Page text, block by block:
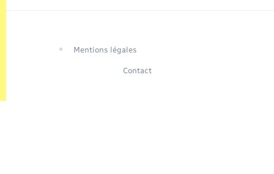
Mentions légales
Contact